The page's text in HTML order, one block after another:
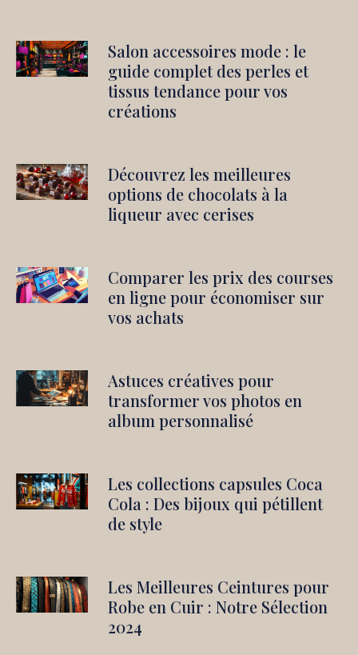
Salon accessoires mode : le
guide complet des perles et
tissus tendance pour vos
créations
Découvrez les meilleures
options de chocolats à la
liqueur avec cerises
Comparer les prix des courses
en ligne pour économiser sur
vos achats
Astuces créatives pour
transformer vos photos en
album personnalisé
Les collections capsules Coca
Cola : Des bijoux qui pétillent
de style
Les Meilleures Ceintures pour
Robe en Cuir : Notre Sélection
2024